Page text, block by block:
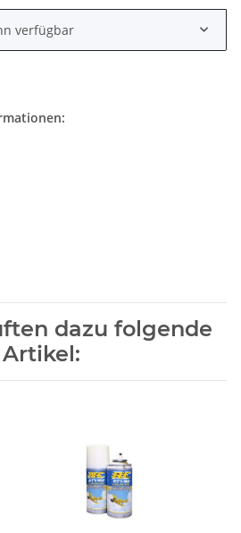
verfügbar
dazu folgende
Artikel: